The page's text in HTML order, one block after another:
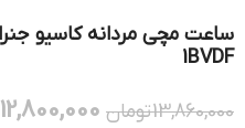
1BVDF
13,860,000تومان 12,800,000